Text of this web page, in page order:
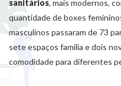
sanitários, mais modernos,
quantidade de boxes
masculinos passaram de 73
sete espaços família e dois
comodidade para diferentes